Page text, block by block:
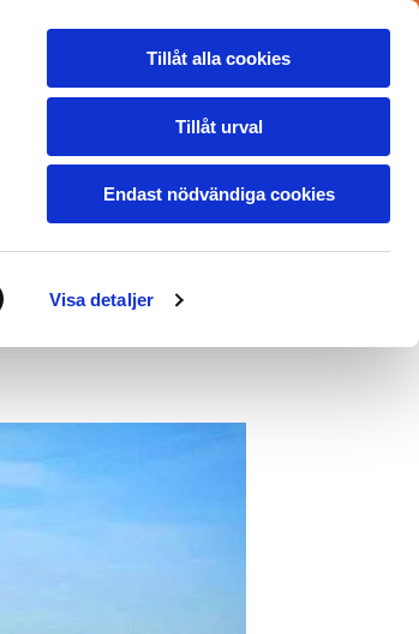
Visa detaljer
Tillåt alla cookies
Tillåt urval
Endast nödvändiga cookies
BÄRGARBLOGGEN
Landskrona 0418 - 404 410